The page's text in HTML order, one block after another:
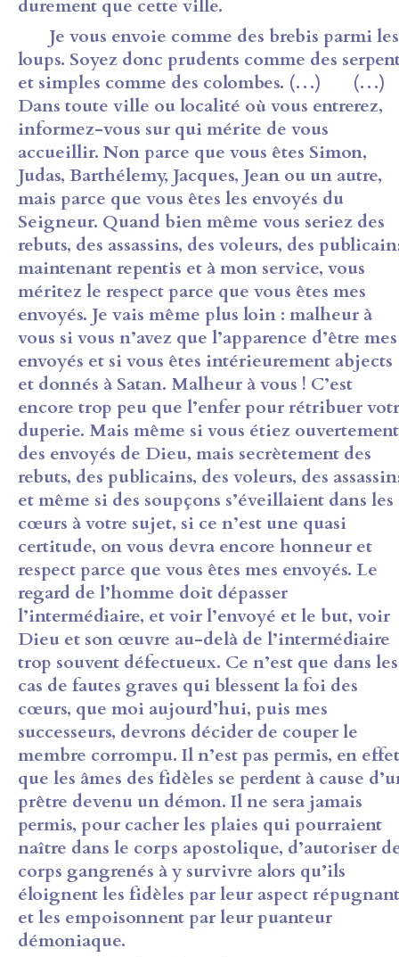
durement que cette ville.
Je vous envoie comme des brebis parmi les
loups. Soyez donc prudents comme des
et simples comme des colombes. (…) (…)
Dans toute ville ou localité où vous entrerez,
informez-vous sur qui mérite de vous
accueillir. Non parce que vous êtes Simon,
Judas, Barthélemy, Jacques, Jean ou un autre,
mais parce que vous êtes les envoyés du
Seigneur. Quand bien même vous seriez des
rebuts, des assassins, des voleurs, des
maintenant repentis et à mon service, vous
méritez le respect parce que vous êtes mes
envoyés. Je vais même plus loin : malheur à
vous si vous n’avez que l’apparence d’être mes
envoyés et si vous êtes intérieurement abjects
et donnés à Satan. Malheur à vous ! C’est
encore trop peu que l’enfer pour rétribuer
duperie. Mais même si vous étiez ouvertement
des envoyés de Dieu, mais secrètement des
rebuts, des publicains, des voleurs, des
et même si des soupçons s’éveillaient dans les
cœurs à votre sujet, si ce n’est une quasi
certitude, on vous devra encore honneur et
respect parce que vous êtes mes envoyés. Le
regard de l’homme doit dépasser
l’intermédiaire, et voir l’envoyé et le but, voir
Dieu et son œuvre au-delà de l’intermédiaire
trop souvent défectueux. Ce n’est que dans les
cas de fautes graves qui blessent la foi des
cœurs, que moi aujourd’hui, puis mes
successeurs, devrons décider de couper le
membre corrompu. Il n’est pas permis, en
que les âmes des fidèles se perdent à cause
prêtre devenu un démon. Il ne sera jamais
permis, pour cacher les plaies qui pourraient
naître dans le corps apostolique, d’autoriser
corps gangrenés à y survivre alors qu’ils
éloignent les fidèles par leur aspect répugnant
et les empoisonnent par leur puanteur
démoniaque.